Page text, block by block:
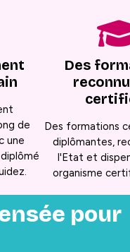
de
une
Des
Des formations
diplômantes,
l'Etat et
organisme
pour